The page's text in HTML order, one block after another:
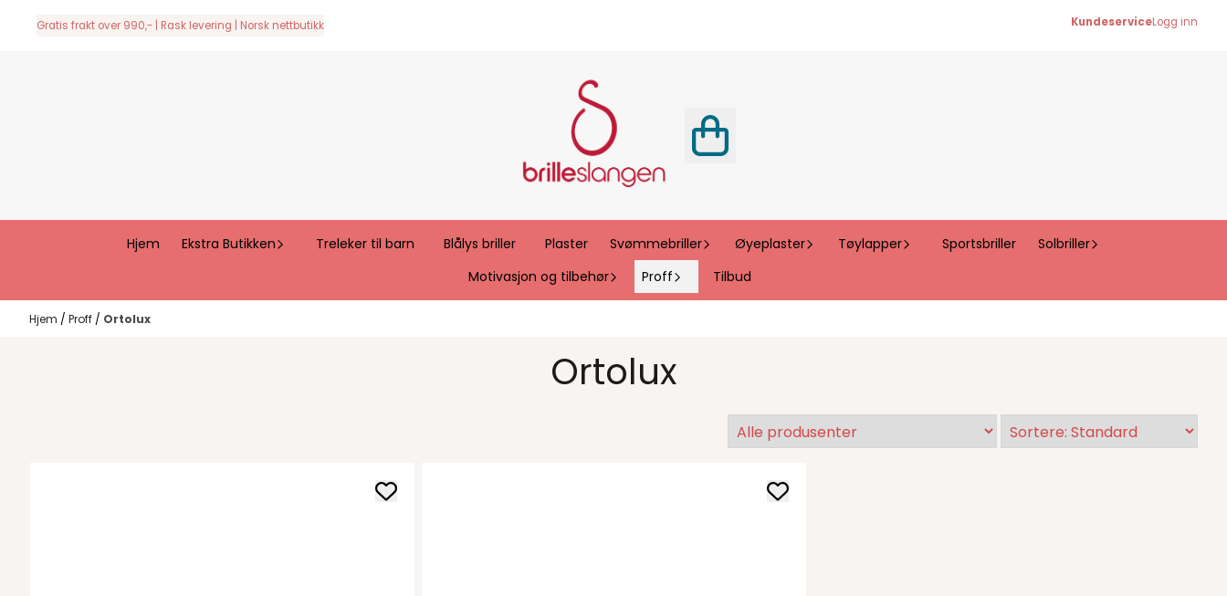
Hopp til innhold
Gratis frakt over 990,- | Rask levering | Norsk nettbutikk KundeserviceLogg inn
Hjem Ekstra Butikken Treleker til barn Blålys briller Plaster Svømmebriller Øyeplaster Tøylapper Sportsbriller
Solbriller
Motivasjon og tilbehør
Proff Tilbud
Hjem / Proff / Ortolux
Ortolux